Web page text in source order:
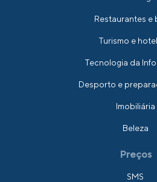
Restaurantes e
Turismo e
Tecnologia da
Desporto e
Imobiliária
Beleza
Preços
SMS